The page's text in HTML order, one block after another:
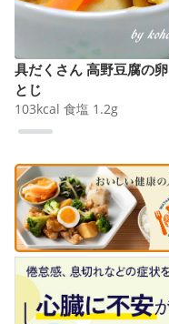
具だくさん 高野豆腐の卵
とじ
103kcal 食塩 1.2g